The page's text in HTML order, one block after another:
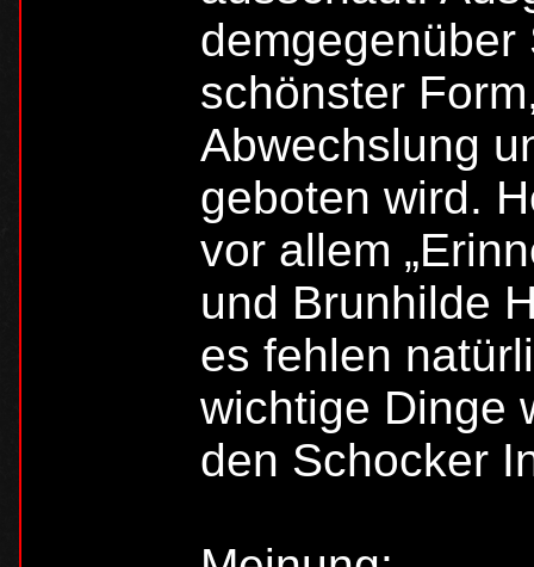
schönster
Abwechslung
geboten wird.
vor allem
und Brunhilde
es fehlen
wichtige Dinge
den Schocker